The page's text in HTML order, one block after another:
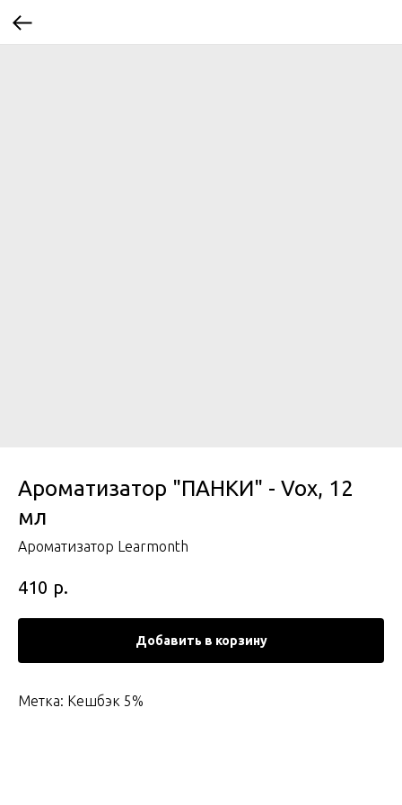
Ароматизатор "ПАНКИ" - Vox, 12
мл
Ароматизатор Learmonth
410 р.
Добавить в корзину
Метка: Кешбэк 5%